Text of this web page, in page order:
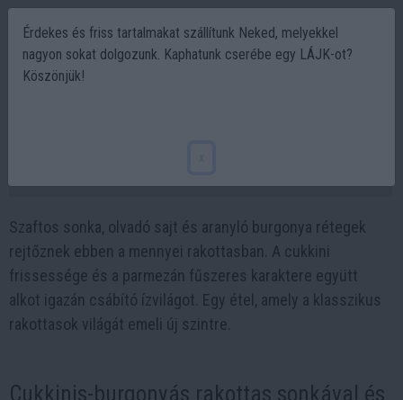
Szaftos sonka, olvadó sajt és aranyló burgonya rétegek
rejtőznek ebben a mennyei rakottasban. A cukkini
frissessége és a parmezán fűszeres karaktere együtt
alkot igazán csábító ízvilágot. Egy étel, amely a klasszikus
rakottasok világát emeli új szintre.
Cukkinis-burgonyás rakottas sonkával és
Érdekes és friss tartalmakat szállítunk Neked, melyekkel
nagyon sokat dolgozunk. Kaphatunk cserébe egy LÁJK-ot?
Köszönjük!